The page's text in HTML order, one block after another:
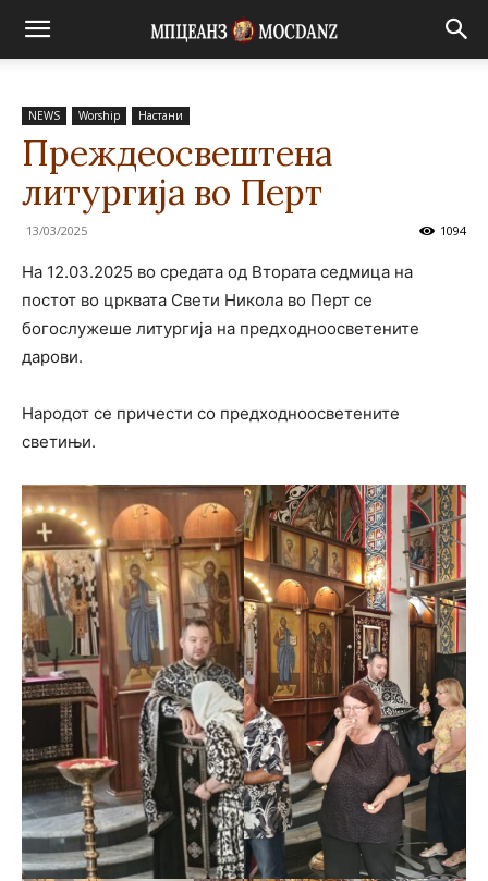
NEWS Worship Настани
Преждеосвештена
литургија во Перт
13/03/2025 1094
На 12.03.2025 во средата од Втората седмица на
постот во црквата Свети Никола во Перт се
богослужеше литургија на предходноосветените
дарови.
Народот се причести со предходноосветените
светињи.